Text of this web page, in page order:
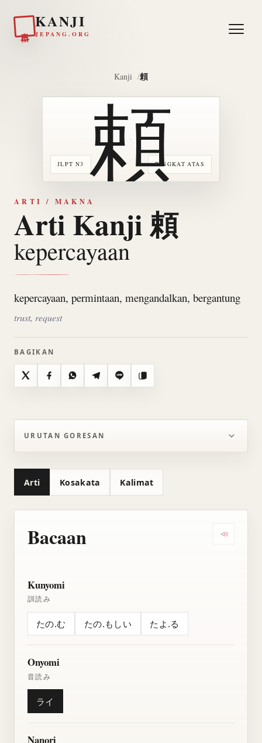
KANJI
JEPANG.ORG
Kanji 頼
JLPT N3 TINGKAT ATAS
頼
ARTI / MAKNA
Arti Kanji 頼
kepercayaan
kepercayaan, permintaan, mengandalkan, bergantung
trust, request
BAGIKAN
X FacebookWhatsAppTelegramLine Salin
URUTAN GORESAN
Arti Kosakata Kalimat
Bacaan
Kunyomi
訓読み
たの.む たの.もしい たよ.る
Onyomi
音読み
ライ
Nanori